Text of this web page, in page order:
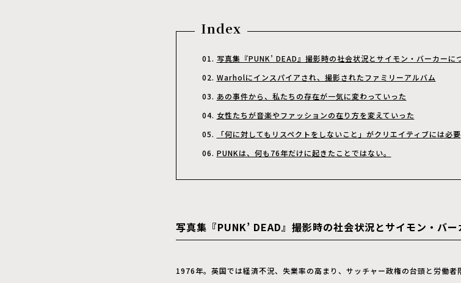
Index
写真集『PUNK’ DEAD』撮影時の社会状況とサイモン・バーカーに
Warholにインスパイアされ、撮影されたファミリーアルバム
あの事件から、私たちの存在が一気に変わっていった
女性たちが音楽やファッションの在り方を変えていった
「何に対してもリスペクトをしないこと」がクリエイティブには必要
PUNKは、何も76年だけに起きたことではない。
写真集『PUNK’ DEAD』撮影時の社会状況とサイモン・バ
1976年。英国では経済不況、失業率の高まり、サッチャー政権の台頭と労働